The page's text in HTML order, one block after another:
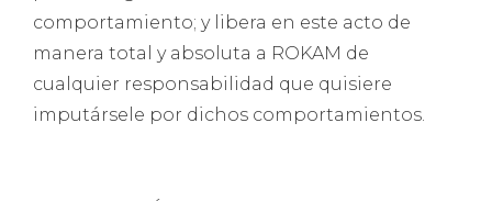
comportamiento; y libera en este acto de
manera total y absoluta a ROKAM de
cualquier responsabilidad que quisiere
imputársele por dichos comportamientos.